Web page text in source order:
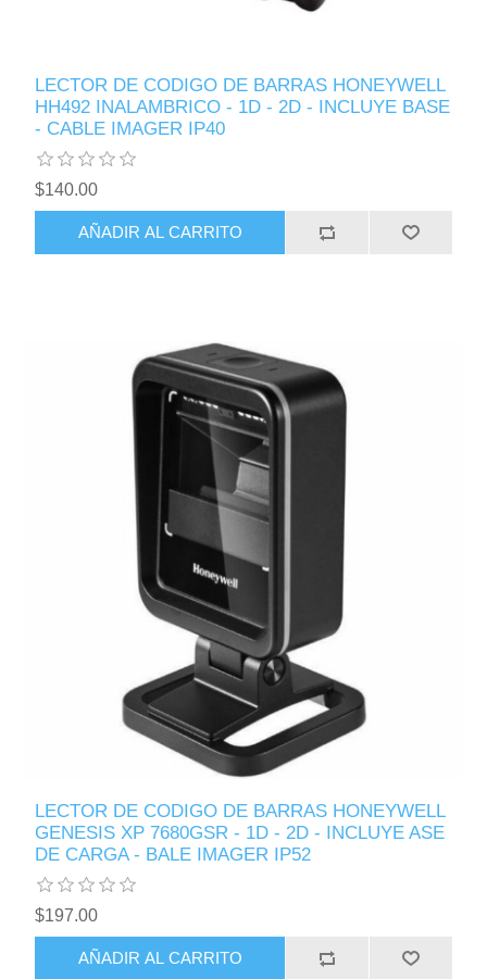
LECTOR DE CODIGO DE BARRAS HONEYWELL
HH492 INALAMBRICO - 1D - 2D - INCLUYE BASE
- CABLE IMAGER IP40
$140.00
AÑADIR AL CARRITO
LECTOR DE CODIGO DE BARRAS HONEYWELL
GENESIS XP 7680GSR - 1D - 2D - INCLUYE ASE
DE CARGA - BALE IMAGER IP52
$197.00
AÑADIR AL CARRITO